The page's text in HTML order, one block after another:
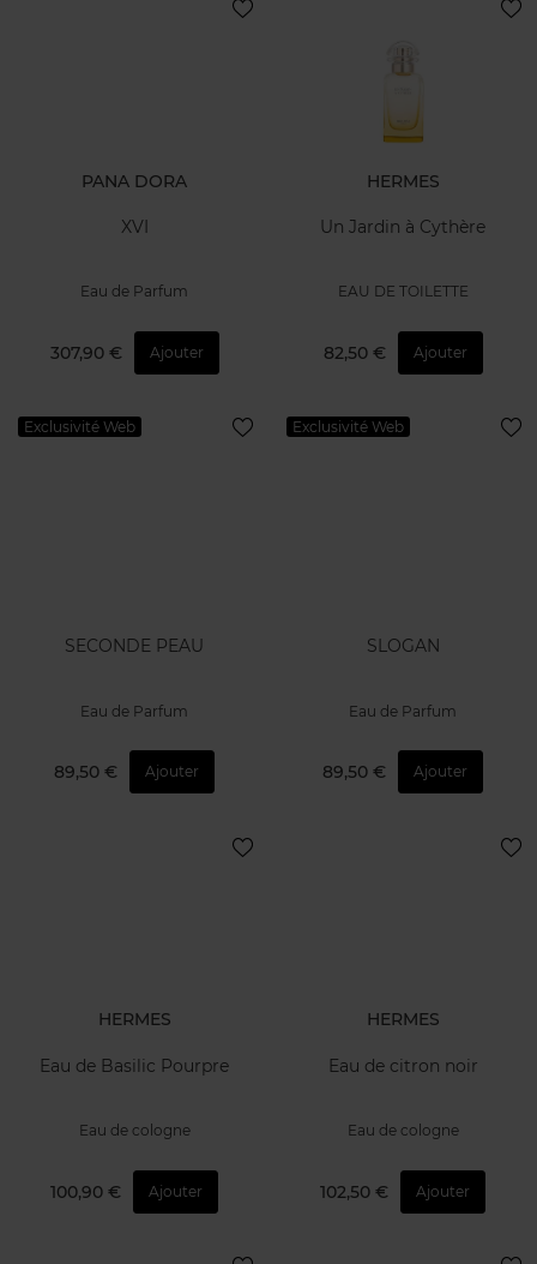
PANA DORA
XVI
Eau de Parfum
307,90 € Ajouter
HERMES
Un Jardin à Cythère
EAU DE TOILETTE
82,50 € Ajouter
Exclusivité Web
SECONDE PEAU
Eau de Parfum
89,50 € Ajouter
Exclusivité Web
SLOGAN
Eau de Parfum
89,50 € Ajouter
HERMES
Eau de Basilic Pourpre
Eau de cologne
100,90 € Ajouter
HERMES
Eau de citron noir
Eau de cologne
102,50 € Ajouter